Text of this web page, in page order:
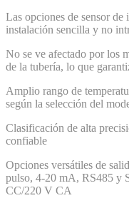
Las opciones de sensor de
instalación sencilla y no
No se ve afectado por los
de la tubería, lo que
Amplio rango de
según la selección del
Clasificación de alta
confiable
Opciones versátiles de
pulso, 4-20 mA, RS485 y
CC/220 V CA